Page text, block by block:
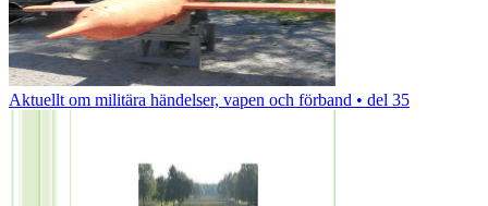
Aktuellt om militära händelser, vapen och förband • del 35